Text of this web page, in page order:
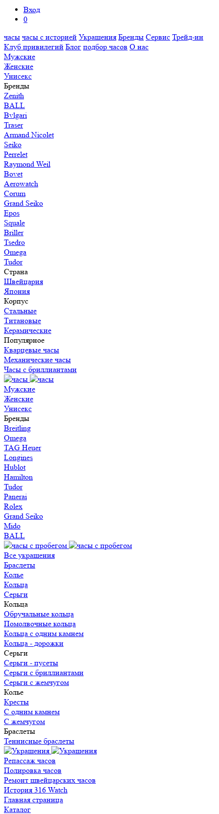
Вход
0
часы часы с историей Украшения Бренды Сервис Трейд-ин
Клуб привилегий Блог подбор часов О нас
Мужские
Женские
Унисекс
Бренды
Zenith
BALL
Bvlgari
Traser
Armand Nicolet
Seiko
Perrelet
Raymond Weil
Bovet
Aerowatch
Corum
Grand Seiko
Epos
Squale
Briller
Tsedro
Omega
Tudor
Страна
Швейцария
Япония
Корпус
Стальные
Титановые
Керамические
Популярное
Кварцевые часы
Механические часы
Часы с бриллиантами
Мужские
Женские
Унисекс
Бренды
Breitling
Omega
TAG Heuer
Longines
Hublot
Hamilton
Tudor
Panerai
Rolex
Grand Seiko
Mido
BALL
Все украшения
Браслеты
Колье
Кольца
Серьги
Кольца
Обручальные кольца
Помолвочные кольца
Кольца c одним камнем
Кольца - дорожки
Серьги
Серьги - пусеты
Серьги с бриллиантами
Серьги с жемчугом
Колье
Кресты
С одним камнем
С жемчугом
Браслеты
Теннисные браслеты
Репассаж часов
Полировка часов
Ремонт швейцарских часов
История 316 Watch
Главная страница
Каталог